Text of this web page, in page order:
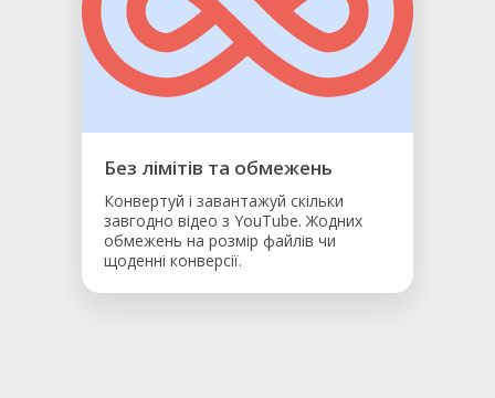
Без лімітів та обмежень
Конвертуй і завантажуй скільки
завгодно відео з YouTube. Жодних
обмежень на розмір файлів чи
щоденні конверсії.